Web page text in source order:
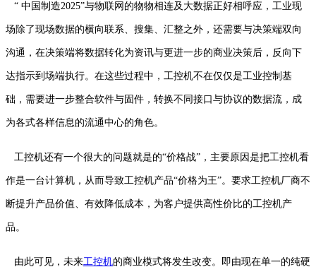
“ 中国制造2025”与物联网的物物相连及大数据正好相呼应，工业现
场除了现场数据的横向联系、搜集、汇整之外，还需要与决策端双向
沟通，在决策端将数据转化为资讯与更进一步的商业决策后，反向下
达指示到场端执行。在这些过程中，工控机不在仅仅是工业控制基
础，需要进一步整合软件与固件，转换不同接口与协议的数据流，成
为各式各样信息的流通中心的角色。
工控机还有一个很大的问题就是的“价格战”，主要原因是把工控机看
作是一台计算机，从而导致工控机产品“价格为王”。要求工控机厂商不
断提升产品价值、有效降低成本，为客户提供高性价比的工控机产
品。
由此可见，未来工控机的商业模式将发生改变。即由现在单一的纯硬